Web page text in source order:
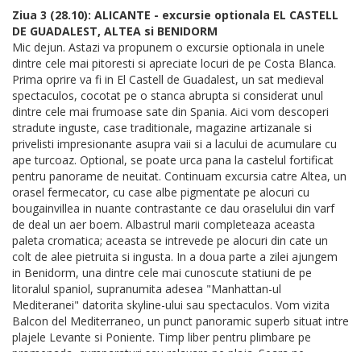
Ziua 3 (28.10): ALICANTE - excursie optionala EL CASTELL
DE GUADALEST, ALTEA si BENIDORM
Mic dejun. Astazi va propunem o excursie optionala in unele
dintre cele mai pitoresti si apreciate locuri de pe Costa Blanca.
Prima oprire va fi in El Castell de Guadalest, un sat medieval
spectaculos, cocotat pe o stanca abrupta si considerat unul
dintre cele mai frumoase sate din Spania. Aici vom descoperi
stradute inguste, case traditionale, magazine artizanale si
privelisti impresionante asupra vaii si a lacului de acumulare cu
ape turcoaz. Optional, se poate urca pana la castelul fortificat
pentru panorame de neuitat. Continuam excursia catre Altea, un
orasel fermecator, cu case albe pigmentate pe alocuri cu
bougainvillea in nuante contrastante ce dau oraselului din varf
de deal un aer boem. Albastrul marii completeaza aceasta
paleta cromatica; aceasta se intrevede pe alocuri din cate un
colt de alee pietruita si ingusta. In a doua parte a zilei ajungem
in Benidorm, una dintre cele mai cunoscute statiuni de pe
litoralul spaniol, supranumita adesea "Manhattan-ul
Mediteranei" datorita skyline-ului sau spectaculos. Vom vizita
Balcon del Mediterraneo, un punct panoramic superb situat intre
plajele Levante si Poniente. Timp liber pentru plimbare pe